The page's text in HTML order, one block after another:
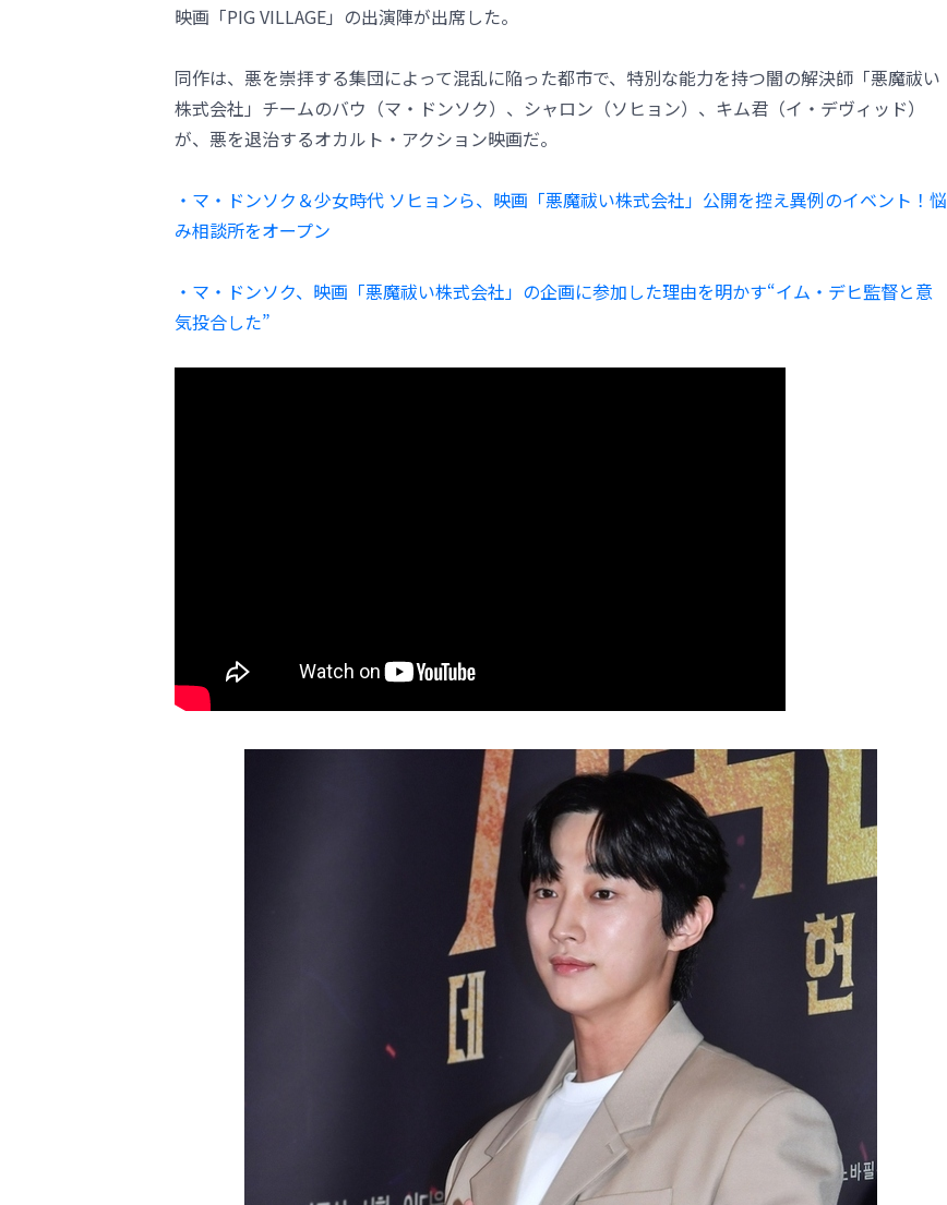
映画「PIG VILLAGE」の出演陣が出席した。
同作は、悪を崇拝する集団によって混乱に陥った都市で、特別な能力を持つ闇の解決師「悪魔祓い
株式会社」チームのバウ（マ・ドンソク）、シャロン（ソヒョン）、キム君（イ・デヴィッド）
が、悪を退治するオカルト・アクション映画だ。
・マ・ドンソク＆少女時代 ソヒョンら、映画「悪魔祓い株式会社」公開を控え異例のイベント！悩
み相談所をオープン
・マ・ドンソク、映画「悪魔祓い株式会社」の企画に参加した理由を明かす“イム・デヒ監督と意
気投合した”